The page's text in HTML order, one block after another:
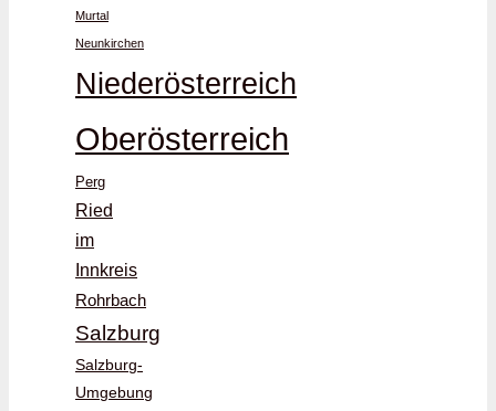
Murtal
Neunkirchen
Niederösterreich
Oberösterreich
Perg
Ried
im
Innkreis
Rohrbach
Salzburg
Salzburg-
Umgebung